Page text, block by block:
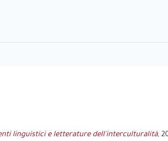
linguistici e letterature dell'interculturalità,